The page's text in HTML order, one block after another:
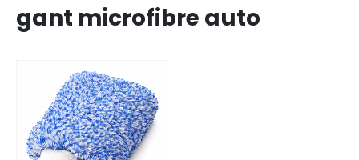
gant microfibre auto